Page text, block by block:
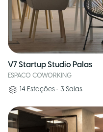
V7 Startup Studio Palas
ESPACO COWORKING
14 Estações • 3 Salas